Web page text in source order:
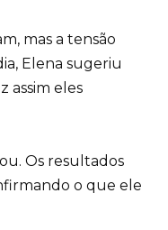
mas a tensão
Elena sugeriu
assim eles
Os resultados
o que ele